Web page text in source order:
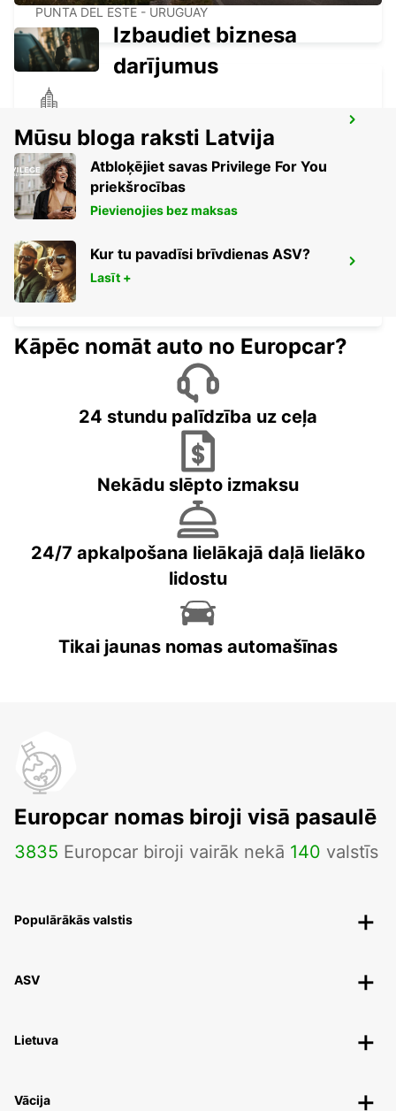
PUNTA DEL ESTE - URUGUAY
PUNTA DEL ESTE BUS STATION
PUNTA DEL ESTE - URUGUAY
BUENOS AIRES JORGE NEWBERY
AIRPORT
BUENOS AIRES - ARGENTINA
Izbaudiet biznesa
darījumus
Mūsu bloga raksti Latvija
Atbloķējiet savas Privilege For You
priekšrocības
Pievienojies bez maksas
Kur tu pavadīsi brīvdienas ASV?
Lasīt +
Kāpēc nomāt auto no Europcar?
24 stundu palīdzība uz ceļa
Nekādu slēpto izmaksu
24/7 apkalpošana lielākajā daļā lielāko
lidostu
Tikai jaunas nomas automašīnas
Europcar nomas biroji visā pasaulē
3835 Europcar biroji vairāk nekā 140 valstīs
Populārākās valstis
ASV
Lietuva
Vācija